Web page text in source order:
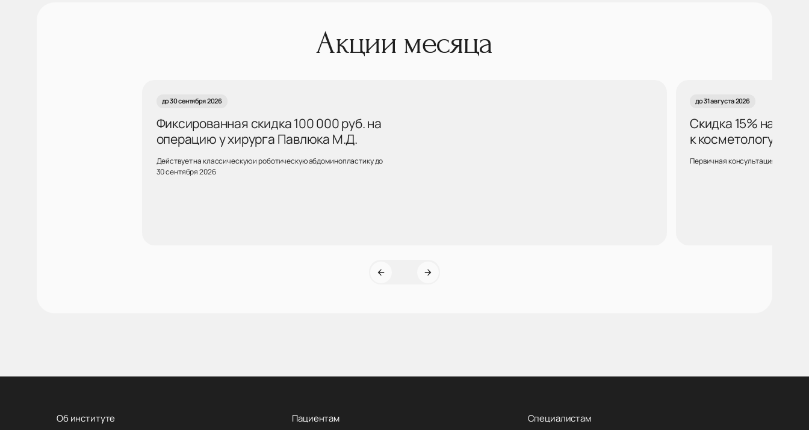
Акции месяца
до 30 сентября 2026
Фиксированная скидка 100 000 руб. на
операцию у хирурга Павлюка М.Д.
Действует на классическую и роботическую абдоминопластику до
30 сентября 2026
до 31 августа 2026
Скидка 15% на
к косметологу
Первичная консультация для
Об институте Пациентам Специалистам